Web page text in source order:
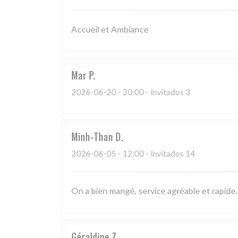
Accueil et Ambiance
Mar P
2026-06-20 - 20:00 - Invitados 3
Minh-Than D
2026-06-05 - 12:00 - Invitados 14
On a bien mangé, service agréable et